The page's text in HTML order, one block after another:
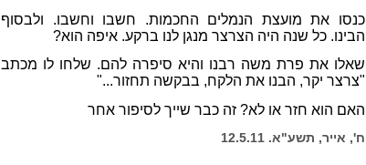
כנסו את מועצת הנמלים החכמות. חשבו וחשבו. ולבסוף
הבינו. כל שנה היה הצרצר מנגן לנו ברקע. איפה הוא?
שאלו את פרת משה רבנו והיא סיפרה להם. שלחו לו מכתב
"צרצר יקר, הבנו את הלקח, בבקשה תחזור..."
האם הוא חזר או לא? זה כבר שייך לסיפור אחר
ח', אייר, תשע"א. 12.5.11